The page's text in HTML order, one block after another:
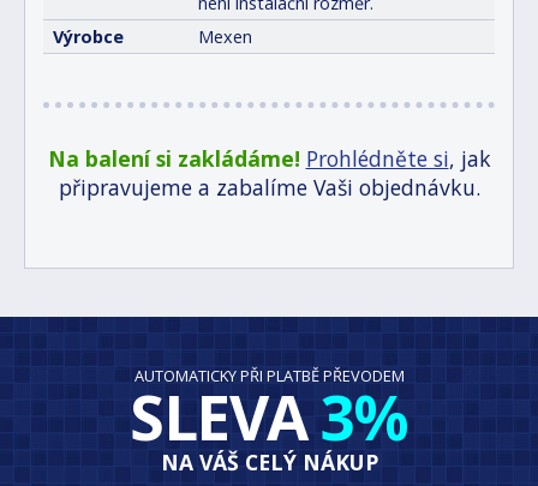
Výrobce
Mexen
Na balení si zakládáme! Prohlédněte si, jak
připravujeme a zabalíme Vaši objednávku.
AUTOMATICKY PŘI PLATBĚ PŘEVODEM
SLEVA3%
NA VÁŠ CELÝ NÁKUP